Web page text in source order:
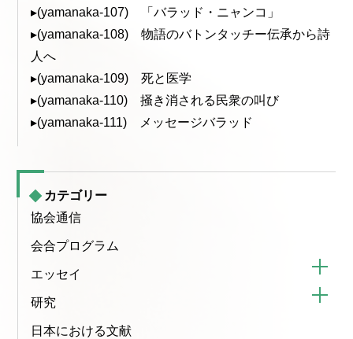
▸(yamanaka-107) 「バラッド・ニャンコ」
▸(yamanaka-108) 物語のバトンタッチー伝承から詩
人へ
▸(yamanaka-109) 死と医学
▸(yamanaka-110) 掻き消される民衆の叫び
▸(yamanaka-111) メッセージバラッド
カテゴリー
協会通信
会合プログラム
エッセイ
研究
日本における文献